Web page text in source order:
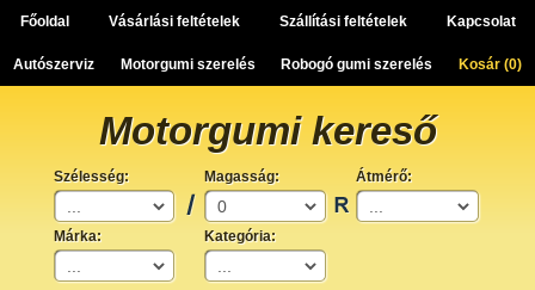
Főoldal Vásárlási feltételek Szállítási feltételek Kapcsolat
Autószerviz Motorgumi szerelés Robogó gumi szerelés Kosár (0)
Motorgumi kereső
Szélesség: Magasság: Átmérő:
Márka: Kategória: